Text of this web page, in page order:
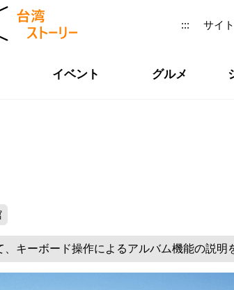
::: サイ
イベント グルメ
キーボード操作によるアルバム機能の説明